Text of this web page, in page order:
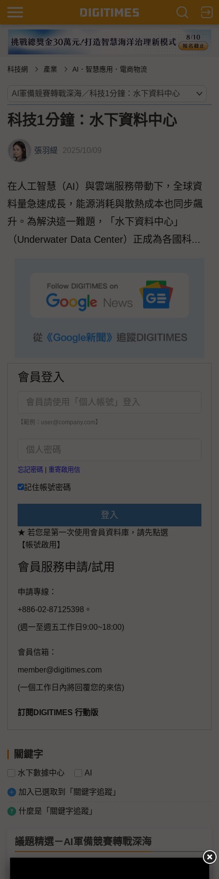
科技網 產業 AI．智慧應用．電商物流
科技1分鐘：水下資料中心
張羽緹 2025/10/09
在人工智慧（AI）與雲端服務帶動下，全球資
料量急速成長，能源消耗與散熱成本也同步飆
升。為解決這一難題，「水下資料中心」
（Underwater Data Center）正成為各國科...
會員登入
【範例：user@company.com】
忘記密碼 重寄啟用信
記住帳號密碼
登入
★ 若您是第一次使用會員資料庫，請先點選
【帳號啟用】
會員服務申請/試用
申請專線：
+886-02-87125398。
(週一至週五工作日9:00~18:00)
會員信箱：
member@digitimes.com
(一個工作日內將回覆您的來信)
訂閱DIGITIMES 行動版
關鍵字
水下數據中心 AI
加入已選取到「關鍵字追蹤」
什麼是「關鍵字追蹤」
議題精選－AI軍備競賽轉戰深海